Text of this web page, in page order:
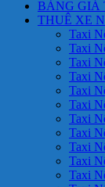
BẢNG GIÁ
THUÊ XE
Taxi
Taxi
Taxi
Taxi
Taxi
Taxi
Taxi
Taxi
Taxi
Taxi
Taxi